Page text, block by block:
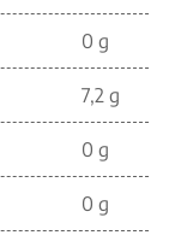
0 g
7,2 g
0 g
0 g